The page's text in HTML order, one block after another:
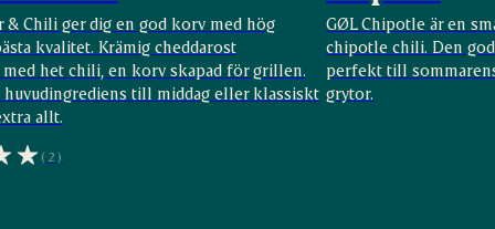
& Chili ger dig en god korv med hög
kvalitet. Krämig cheddarost
het chili, en korv skapad för grillen.
huvudingrediens till middag eller klassiskt
allt.
(2)
GØL Chipotle är en
chipotle chili. Den
perfekt till
grytor.